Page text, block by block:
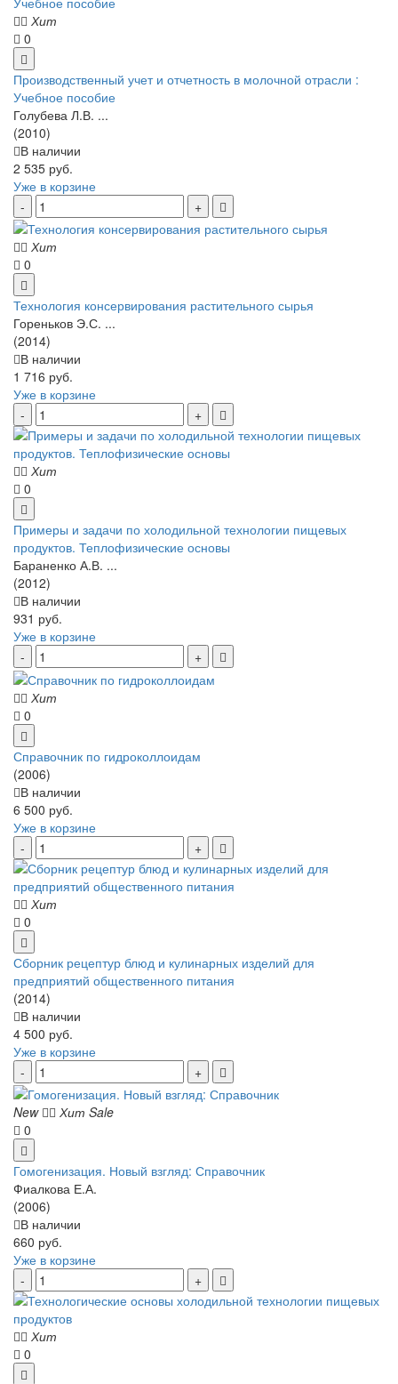
Хит
0
Производственный учет и отчетность в молочной отрасли :
Учебное пособие
Голубева Л.В. ...
(2010)
В наличии
2 535 руб.
Уже в корзине
Хит
0
Технология консервирования растительного сырья
Гореньков Э.С. ...
(2014)
В наличии
1 716 руб.
Уже в корзине
Хит
0
Примеры и задачи по холодильной технологии пищевых
продуктов. Теплофизические основы
Бараненко А.В. ...
(2012)
В наличии
931 руб.
Уже в корзине
Хит
0
Справочник по гидроколлоидам
(2006)
В наличии
6 500 руб.
Уже в корзине
Хит
0
Сборник рецептур блюд и кулинарных изделий для
предприятий общественного питания
(2014)
В наличии
4 500 руб.
Уже в корзине
New Хит Sale
0
Гомогенизация. Новый взгляд: Справочник
Фиалкова Е.А.
(2006)
В наличии
660 руб.
Уже в корзине
Хит
0